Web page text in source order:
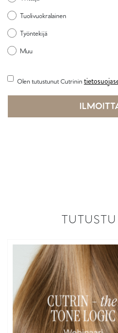
Tuolivuokralainen
Työntekijä
Muu
(Pakollinen)
Olen tutustunut Cutrinin